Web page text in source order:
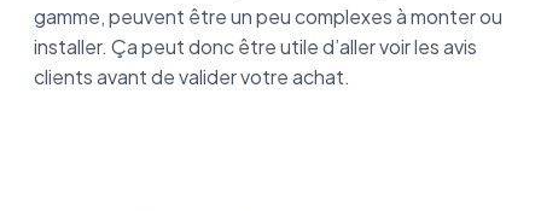
gamme, peuvent être un peu complexes à monter ou
installer. Ça peut donc être utile d’aller voir les avis
clients avant de valider votre achat.